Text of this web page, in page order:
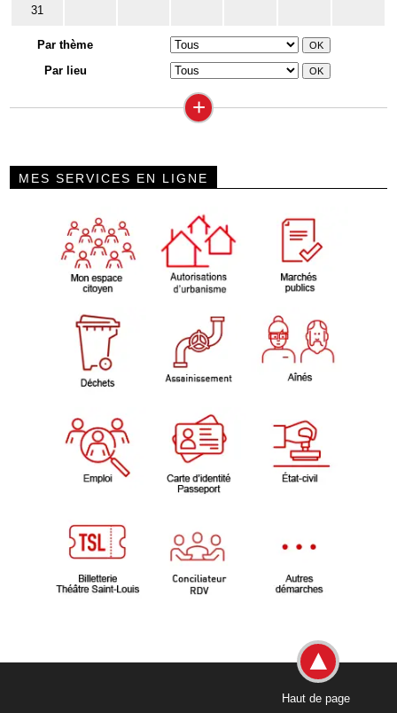
31
Par thème
Par lieu
+
MES SERVICES EN LIGNE
Haut de page